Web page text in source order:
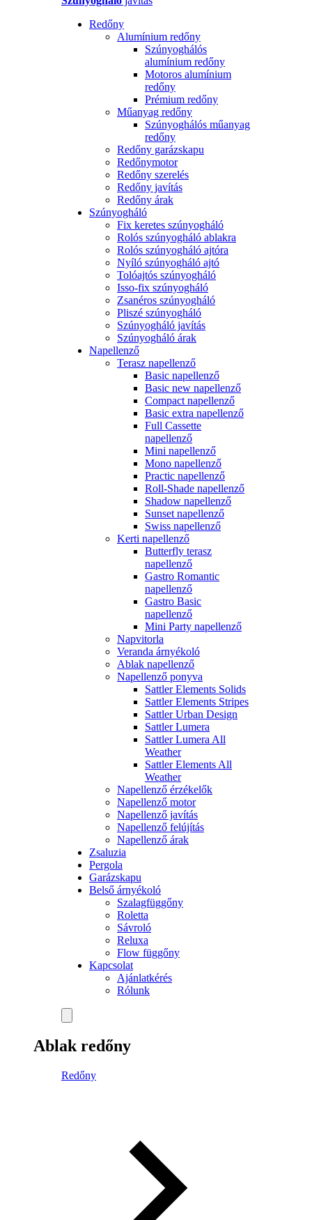
Redőny
Alumínium redőny
Szúnyoghálós
alumínium redőny
Motoros alumínium
redőny
Prémium redőny
Műanyag redőny
Szúnyoghálós műanyag
redőny
Redőny garázskapu
Redőnymotor
Redőny szerelés
Redőny javítás
Redőny árak
Szúnyogháló
Fix keretes szúnyogháló
Rolós szúnyogháló ablakra
Rolós szúnyogháló ajtóra
Nyíló szúnyogháló ajtó
Tolóajtós szúnyogháló
Isso-fix szúnyogháló
Zsanéros szúnyogháló
Pliszé szúnyogháló
Szúnyogháló javítás
Szúnyogháló árak
Napellenző
Terasz napellenző
Basic napellenző
Basic new napellenző
Compact napellenző
Basic extra napellenző
Full Cassette
napellenző
Mini napellenző
Mono napellenző
Practic napellenző
Roll-Shade napellenző
Shadow napellenző
Sunset napellenző
Swiss napellenző
Kerti napellenző
Butterfly terasz
napellenző
Gastro Romantic
napellenző
Gastro Basic
napellenző
Mini Party napellenző
Napvitorla
Veranda árnyékoló
Ablak napellenző
Napellenző ponyva
Sattler Elements Solids
Sattler Elements Stripes
Sattler Urban Design
Sattler Lumera
Sattler Lumera All
Weather
Sattler Elements All
Weather
Napellenző érzékelők
Napellenző motor
Napellenző javítás
Napellenző felújítás
Napellenző árak
Zsaluzia
Pergola
Garázskapu
Belső árnyékoló
Szalagfüggőny
Roletta
Sávroló
Reluxa
Flow függőny
Kapcsolat
Ajánlatkérés
Rólunk
Ablak redőny
Redőny